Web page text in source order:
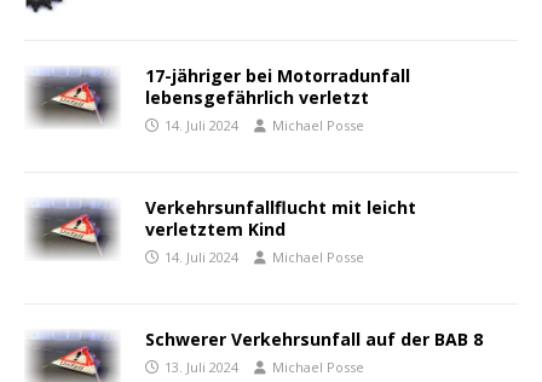
17-jähriger bei Motorradunfall
lebensgefährlich verletzt
14. Juli 2024 Michael Posse
Verkehrsunfallflucht mit leicht
verletztem Kind
14. Juli 2024 Michael Posse
Schwerer Verkehrsunfall auf der BAB 8
13. Juli 2024 Michael Posse